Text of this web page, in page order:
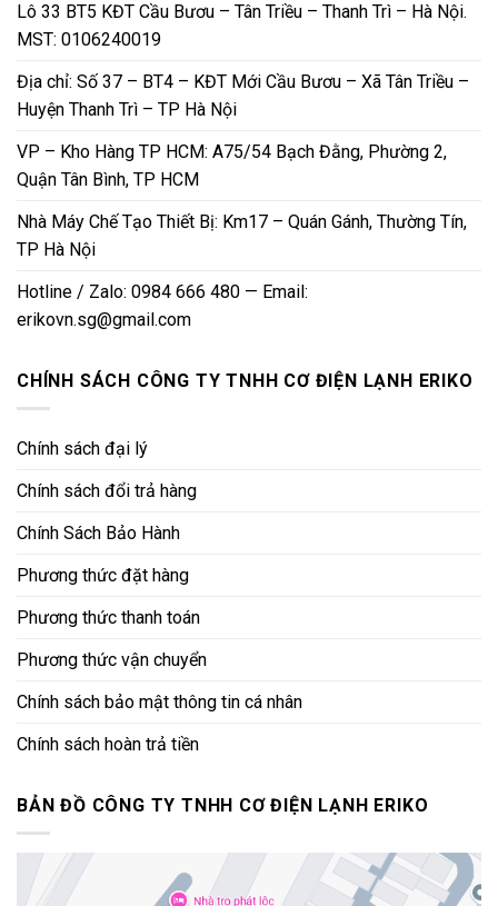
Lô 33 BT5 KĐT Cầu Bươu – Tân Triều – Thanh Trì – Hà Nội.
MST: 0106240019
Địa chỉ: Số 37 – BT4 – KĐT Mới Cầu Bươu – Xã Tân Triều –
Huyện Thanh Trì – TP Hà Nội
VP – Kho Hàng TP HCM: A75/54 Bạch Đằng, Phường 2,
Quận Tân Bình, TP HCM
Nhà Máy Chế Tạo Thiết Bị: Km17 – Quán Gánh, Thường Tín,
TP Hà Nội
Hotline / Zalo: 0984 666 480 — Email:
erikovn.sg@gmail.com
CHÍNH SÁCH CÔNG TY TNHH CƠ ĐIỆN LẠNH ERIKO
Chính sách đại lý
Chính sách đổi trả hàng
Chính Sách Bảo Hành
Phương thức đặt hàng
Phương thức thanh toán
Phương thức vận chuyển
Chính sách bảo mật thông tin cá nhân
Chính sách hoàn trả tiền
BẢN ĐỒ CÔNG TY TNHH CƠ ĐIỆN LẠNH ERIKO